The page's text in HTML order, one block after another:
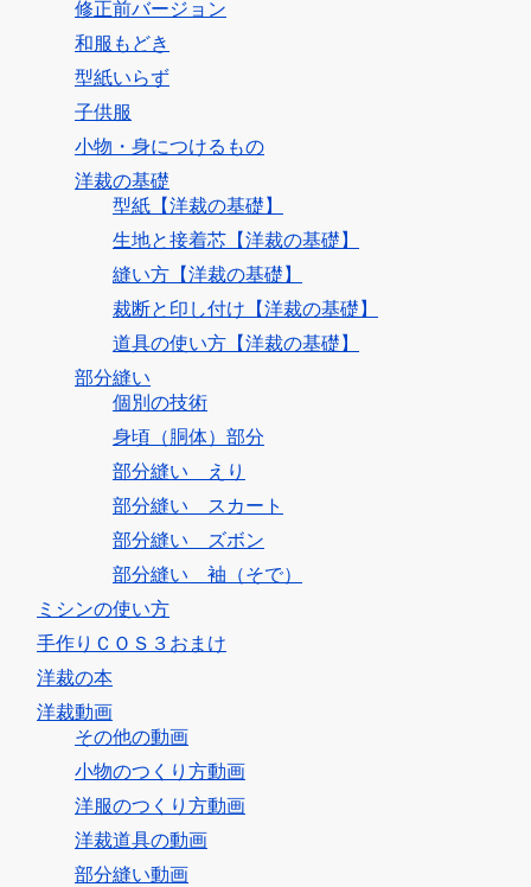
修正前バージョン
和服もどき
型紙いらず
子供服
小物・身につけるもの
洋裁の基礎
型紙【洋裁の基礎】
生地と接着芯【洋裁の基礎】
縫い方【洋裁の基礎】
裁断と印し付け【洋裁の基礎】
道具の使い方【洋裁の基礎】
部分縫い
個別の技術
身頃（胴体）部分
部分縫い えり
部分縫い スカート
部分縫い ズボン
部分縫い 袖（そで）
ミシンの使い方
手作りＣＯＳ３おまけ
洋裁の本
洋裁動画
その他の動画
小物のつくり方動画
洋服のつくり方動画
洋裁道具の動画
部分縫い動画